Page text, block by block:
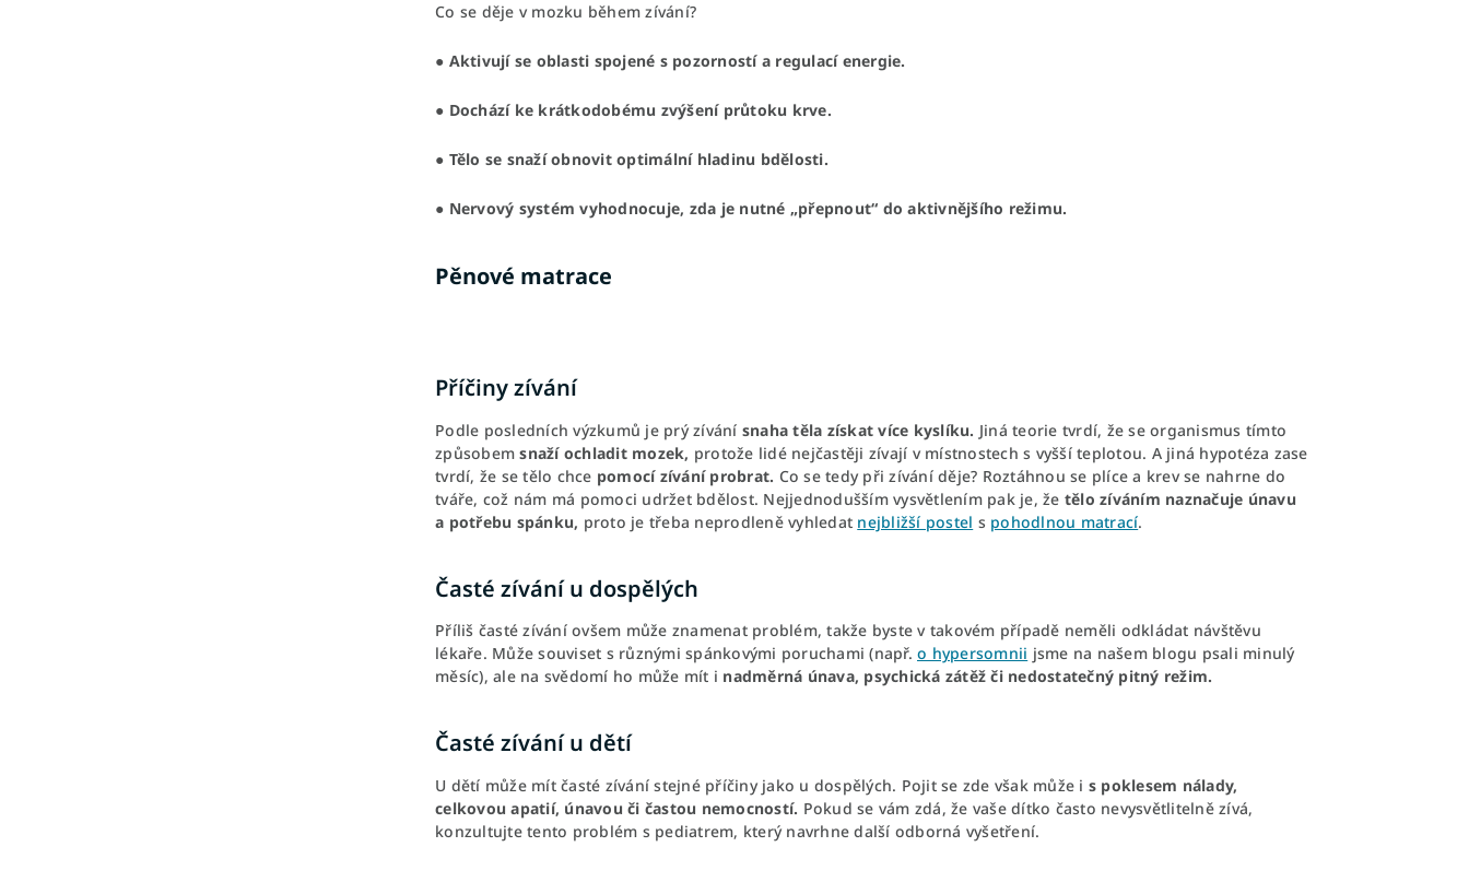
Co se děje v mozku během zívání?
● Aktivují se oblasti spojené s pozorností a regulací energie.
● Dochází ke krátkodobému zvýšení průtoku krve.
● Tělo se snaží obnovit optimální hladinu bdělosti.
● Nervový systém vyhodnocuje, zda je nutné „přepnout“ do aktivnějšího režimu.
Pěnové matrace
Příčiny zívání
Podle posledních výzkumů je prý zívání snaha těla získat více kyslíku. Jiná teorie tvrdí, že se organismus tímto
způsobemsnaží ochladit mozek, protože lidé nejčastěji zívají v místnostech s vyšší teplotou. A jiná hypotéza zase
tvrdí, že se tělo chce pomocí zívání probrat. Co se tedy při zívání děje? Roztáhnou se plíce a krev se nahrne do
tváře, což nám má pomoci udržet bdělost. Nejjednodušším vysvětlením pak je, že tělo zíváním naznačuje únavu
a potřebu spánku, proto je třeba neprodleně vyhledat nejbližší postel s pohodlnou matrací.
Časté zívání u dospělých
Příliš časté zívání ovšem může znamenat problém, takže byste v takovém případě neměli odkládat návštěvu
lékaře. Může souviset s různými spánkovými poruchami (např. o hypersomnii jsme na našem blogu psali minulý
měsíc), ale na svědomí ho může mít i nadměrná únava, psychická zátěž či nedostatečný pitný režim.
Časté zívání u dětí
U dětí může mít časté zívání stejné příčiny jako u dospělých. Pojit se zde však může i s poklesem nálady,
celkovou apatií, únavou či častou nemocností. Pokud se vám zdá, že vaše dítko často nevysvětlitelně zívá,
konzultujte tento problém s pediatrem, který navrhne další odborná vyšetření.